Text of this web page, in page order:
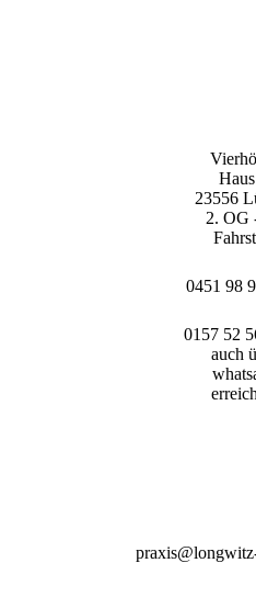
23556
2. OG
0451 98
0157 52
auch